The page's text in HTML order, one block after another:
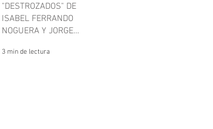
"DESTROZADOS" DE
ISABEL FERRANDO
NOGUERA Y JORGE
3 min de lectura